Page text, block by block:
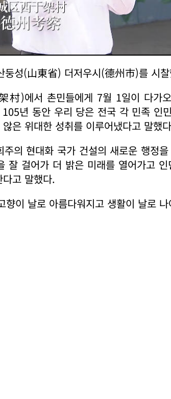
둥성(山東省) 더저우시(德州市)를 시
村)에서 촌민들에게 7월 1일이 다가
년 동안 우리 당은 전국 각 민족 인
은 위대한 성취를 이루어냈다고 말했
의 현대화 국가 건설의 새로운 행정
잘 걸어가 더 밝은 미래를 열어가고
고 말했다.
이 날로 아름다워지고 생활이 날로